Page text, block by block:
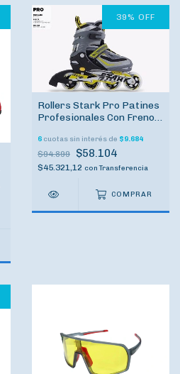
39% OFF
Rollers Stark Pro Patines
Profesionales Con Freno
6 cuotas sin interés de $9.684
$94.899 $58.104
$45.321,12 con Transferencia
COMPRAR